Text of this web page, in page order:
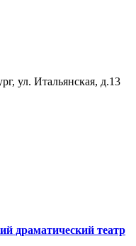
ул. Итальянская, д.13
драматический театр